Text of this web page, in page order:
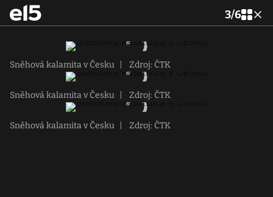
3/6
Sněhová kalamita v Česku Zdroj: ČTK
Sněhová kalamita v Česku Zdroj: ČTK
Sněhová kalamita v Česku Zdroj: ČTK